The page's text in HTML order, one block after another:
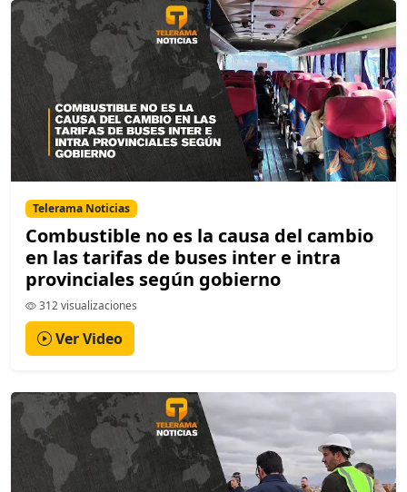
Telerama Noticias
Combustible no es la causa del cambio
en las tarifas de buses inter e intra
provinciales según gobierno
312 visualizaciones
Ver Video